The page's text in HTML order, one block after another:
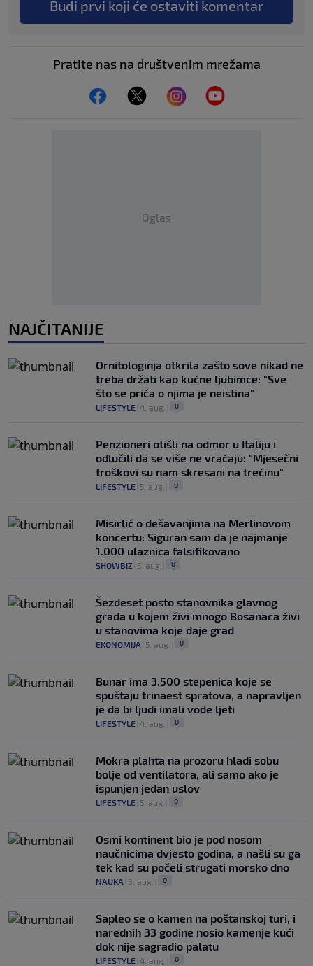
Budi prvi koji će ostaviti komentar
Pratite nas na društvenim mrežama
Oglas
NAJČITANIJE
Ornitologinja otkrila zašto sove nikad ne
treba držati kao kućne ljubimce: "Sve
što se priča o njima je neistina"
LIFESTYLE 4. aug. 0
Penzioneri otišli na odmor u Italiju i
odlučili da se više ne vraćaju: "Mjesečni
troškovi su nam skresani na trećinu"
LIFESTYLE 5. aug. 0
Misirlić o dešavanjima na Merlinovom
koncertu: Siguran sam da je najmanje
1.000 ulaznica falsifikovano
SHOWBIZ 5. aug. 0
Šezdeset posto stanovnika glavnog
grada u kojem živi mnogo Bosanaca živi
u stanovima koje daje grad
EKONOMIJA 5. aug. 0
Bunar imа 3.500 stepenica koje se
spuštaju trinaest spratova, a napravljen
je da bi ljudi imali vode ljeti
LIFESTYLE 4. aug. 0
Mokra plahta na prozoru hladi sobu
bolje od ventilatora, ali samo ako je
ispunjen jedan uslov
LIFESTYLE 5. aug. 0
Osmi kontinent bio je pod nosom
naučnicima dvjesto godina, a našli su ga
tek kad su počeli strugati morsko dno
NAUKA 3. aug. 0
Saplео se o kamen na poštanskoj turi, i
narednih 33 godine nosio kamenje kući
dok nije sagradio palatu
LIFESTYLE 4. aug. 0